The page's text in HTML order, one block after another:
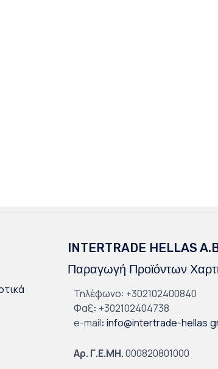
INTERTRADE HELLAS
Παραγωγή Προϊόντων
Τηλέφωνο: +302102400840
Φαξ: +302102404738
e-mail: info@intertrade-
Αρ. Γ.Ε.ΜΗ.000820801000